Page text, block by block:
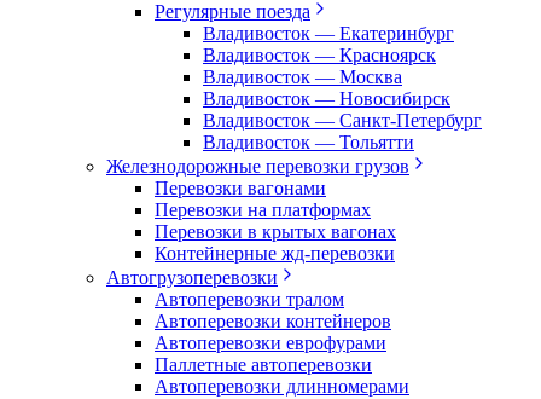
Регулярные поезда
Владивосток — Екатеринбург
Владивосток — Красноярск
Владивосток — Москва
Владивосток — Новосибирск
Владивосток — Санкт-Петербург
Владивосток — Тольятти
Железнодорожные перевозки грузов
Перевозки вагонами
Перевозки на платформах
Перевозки в крытых вагонах
Контейнерные жд-перевозки
Автогрузоперевозки
Автоперевозки тралом
Автоперевозки контейнеров
Автоперевозки еврофурами
Паллетные автоперевозки
Автоперевозки длинномерами